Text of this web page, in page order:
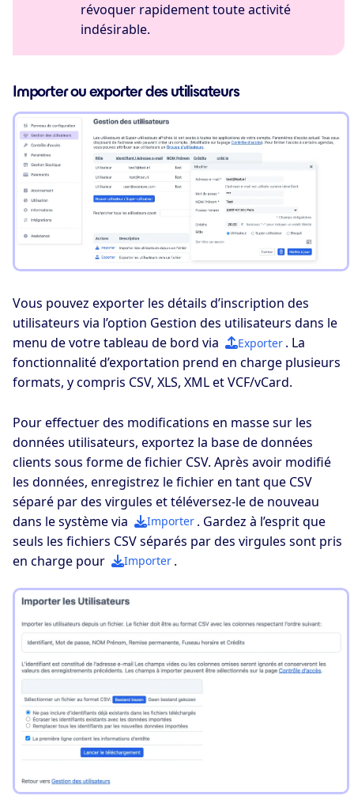
révoquer rapidement toute activité
indésirable.
Importer ou exporter des utilisateurs
Vous pouvez exporter les détails d’inscription des
utilisateurs via l’option Gestion des utilisateurs dans le
menu de votre tableau de bord via
Exporter . La
fonctionnalité d’exportation prend en charge plusieurs
formats, y compris CSV, XLS, XML et VCF/vCard.
Pour effectuer des modifications en masse sur les
données utilisateurs, exportez la base de données
clients sous forme de fichier CSV. Après avoir modifié
les données, enregistrez le fichier en tant que CSV
séparé par des virgules et téléversez-le de nouveau
dans le système via
Importer . Gardez à l’esprit que
seuls les fichiers CSV séparés par des virgules sont pris
en charge pour
Importer .